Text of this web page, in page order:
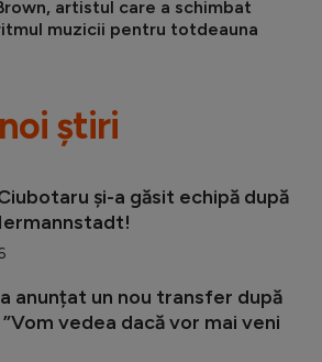
artistul care a schimbat
muzicii pentru totdeauna
știri
și-a găsit echipă după
anunțat un nou transfer după
vedea dacă vor mai veni